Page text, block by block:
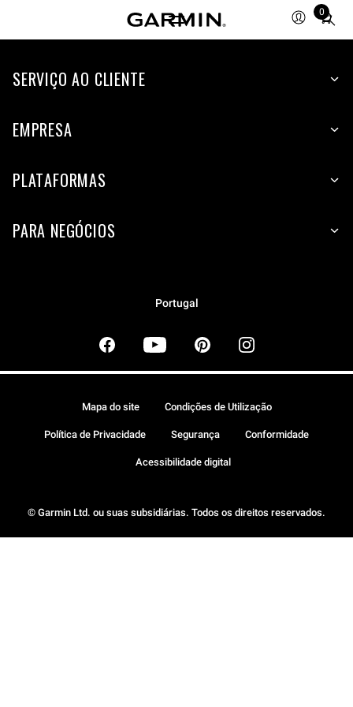
0
Total
items
cart:
SERVIÇO AO CLIENTE
EMPRESA
PLATAFORMAS
PARA NEGÓCIOS
Portugal
© Garmin Ltd. ou suas subsidiárias. Todos os direitos reservados.
Mapa do site Condições de Utilização
Política de Privacidade Segurança Conformidade
Acessibilidade digital